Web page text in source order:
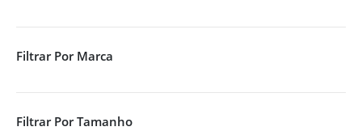
Filtrar Por Marca
Filtrar Por Tamanho